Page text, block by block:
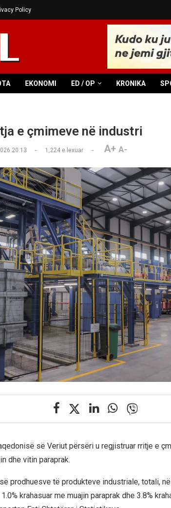
Policy
EKONOMI ED / OP KRONIKA
e çmimeve në industri
20:13 1,224e lexuar A+ A-
së Veriut përsëri u regjistruar rritje e
dhe vitin paraprak.
prodhuesve të produkteve industriale, totali,
krahasuar me muajin paraprak dhe 3.8%